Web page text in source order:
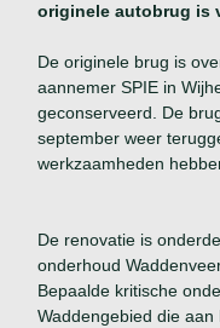
originele autobrug is
De originele brug is
aannemer SPIE in
geconserveerd. De
september weer
werkzaamheden
De renovatie is
onderhoud
Bepaalde kritische
Waddengebied die